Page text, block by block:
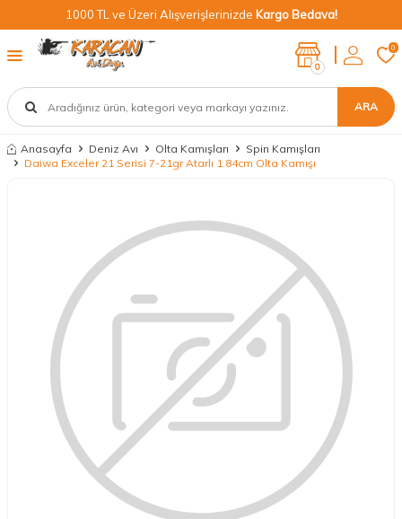
1000 TL ve Üzeri Alışverişlerinizde Kargo Bedava!
ARA
0
0
Anasayfa Deniz Avı Olta Kamışları
Spin Kamışları
Daiwa Exceler 21 Serisi 7-21gr Atarlı 1.84cm Olta Kamışı